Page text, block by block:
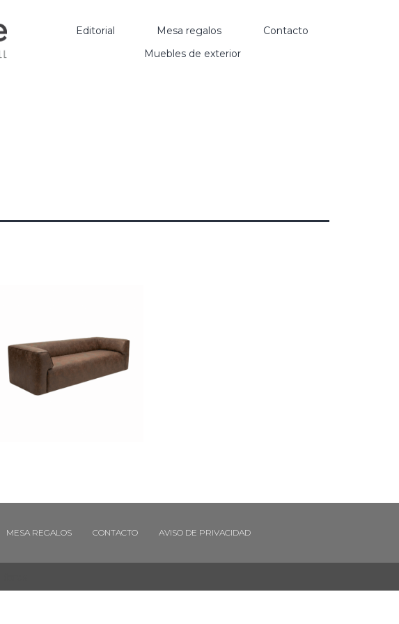
Editorial Mesa regalos
Contacto
Muebles de exterior
MESA REGALOS CONTACTO AVISO DE PRIVACIDAD